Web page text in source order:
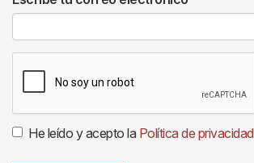
He leído y acepto la Política de privacidad